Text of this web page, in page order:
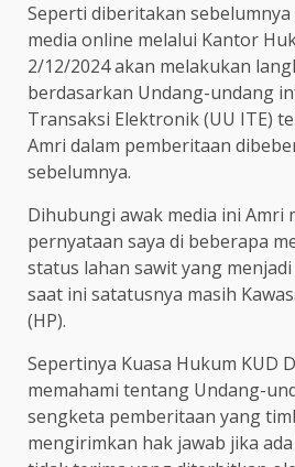
Seperti diberitakan
media online melalui Kantor
2/12/2024 akan melakukan
berdasarkan Undang-undang
Transaksi Elektronik (UU ITE)
Amri dalam pemberitaan
sebelumnya.
Dihubungi awak media ini Amri
pernyataan saya di beberapa
status lahan sawit yang
saat ini satatusnya masih
(HP).
Sepertinya Kuasa Hukum KUD
memahami tentang Undang-
sengketa pemberitaan yang
mengirimkan hak jawab jika